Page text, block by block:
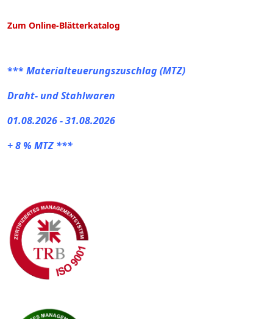
Zum Online-Blätterkatalog
***Materialteuerungszuschlag (MTZ)
Draht- und Stahlwaren
01.08.2026 - 31.08.2026
+ 8 % MTZ ***